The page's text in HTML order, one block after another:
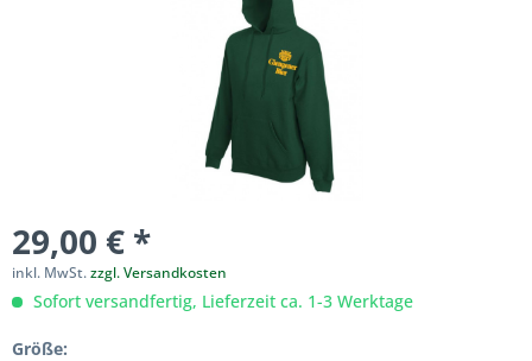
29,00 € *
inkl. MwSt.zzgl. Versandkosten
Sofort versandfertig, Lieferzeit ca. 1-3 Werktage
Größe: